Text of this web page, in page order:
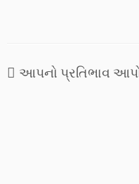
અનેરી ગાઢ વનરાજીઓની
વચ્ચે…આપનો પ્રતિભાવ